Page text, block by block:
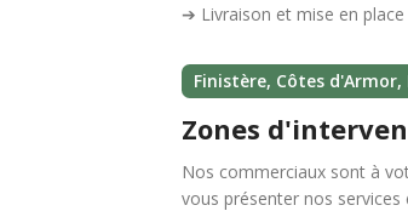
➔ Livraison et mise en
Finistère, Côtes
Zones
Nos commerciaux sont à
vous présenter nos services